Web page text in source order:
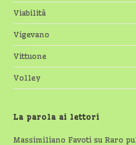
Viabilità
Vigevano
Vittuone
Volley
La parola ai lettori
Massimiliano Favoti suRaro